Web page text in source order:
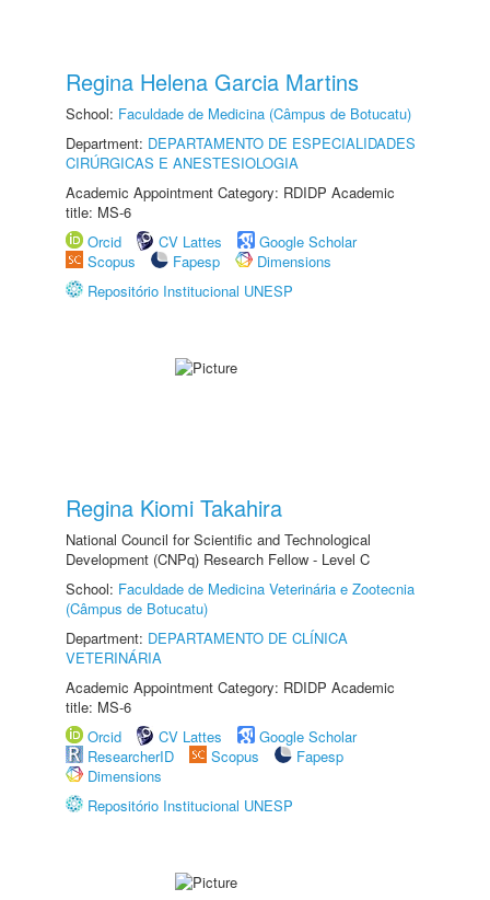
Regina Helena Garcia Martins
School: Faculdade de Medicina (Câmpus de Botucatu)
Department: DEPARTAMENTO DE ESPECIALIDADES
CIRÚRGICAS E ANESTESIOLOGIA
Academic Appointment Category: RDIDP Academic
title: MS-6
Orcid
CV Lattes
Google Scholar
Scopus
Fapesp
Dimensions
Repositório Institucional UNESP
Regina Kiomi Takahira
National Council for Scientific and Technological
Development (CNPq) Research Fellow - Level C
School: Faculdade de Medicina Veterinária e Zootecnia
(Câmpus de Botucatu)
Department: DEPARTAMENTO DE CLÍNICA
VETERINÁRIA
Academic Appointment Category: RDIDP Academic
title: MS-6
Orcid
CV Lattes
Google Scholar
ResearcherID
Scopus
Fapesp
Dimensions
Repositório Institucional UNESP